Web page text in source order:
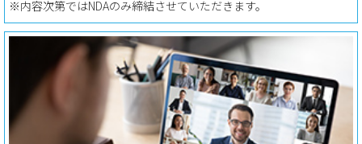
※内容次第ではNDAのみ締結させていただきます。